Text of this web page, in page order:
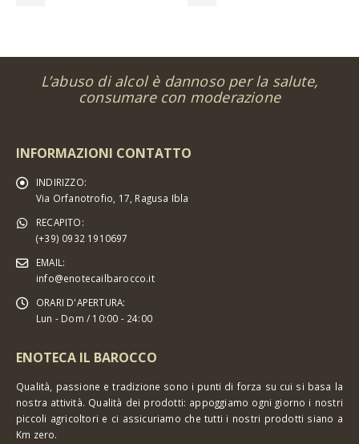
L’abuso di alcol è dannoso per la salute,
consumare con moderazione
INFORMAZIONI CONTATTO
INDIRIZZO:
Via Orfanotrofio, 17, Ragusa Ibla
RECAPITO:
(+39) 0932 1910697
EMAIL:
info@enotecailbarocco.it
ORARI D'APERTURA:
Lun - Dom / 10:00 - 24:00
ENOTECA IL BAROCCO
Qualità, passione e tradizione sono i punti di forza su cui si basa la
nostra attività. Qualità dei prodotti: appoggiamo ogni giorno i nostri
piccoli agricoltori e ci assicuriamo che tutti i nostri prodotti siano a
Km zero.